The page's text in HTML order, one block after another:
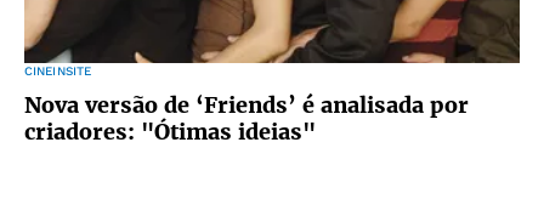
CINEINSITE
Nova versão de ‘Friends’ é analisada por
criadores: "Ótimas ideias"